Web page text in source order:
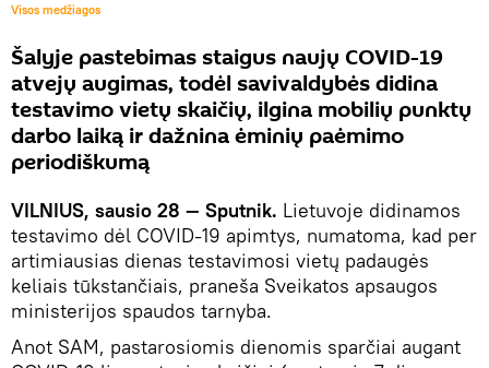
Visos medžiagos
Šalyje pastebimas staigus naujų COVID-19
atvejų augimas, todėl savivaldybės didina
testavimo vietų skaičių, ilgina mobilių punktų
darbo laiką ir dažnina ėminių paėmimo
periodiškumą
VILNIUS, sausio 28 — Sputnik. Lietuvoje didinamos
testavimo dėl COVID-19 apimtys, numatoma, kad per
artimiausias dienas testavimosi vietų padaugės
keliais tūkstančiais, praneša Sveikatos apsaugos
ministerijos spaudos tarnyba.
Anot SAM, pastarosiomis dienomis sparčiai augant